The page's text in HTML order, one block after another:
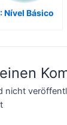
Nível Básico
nicht